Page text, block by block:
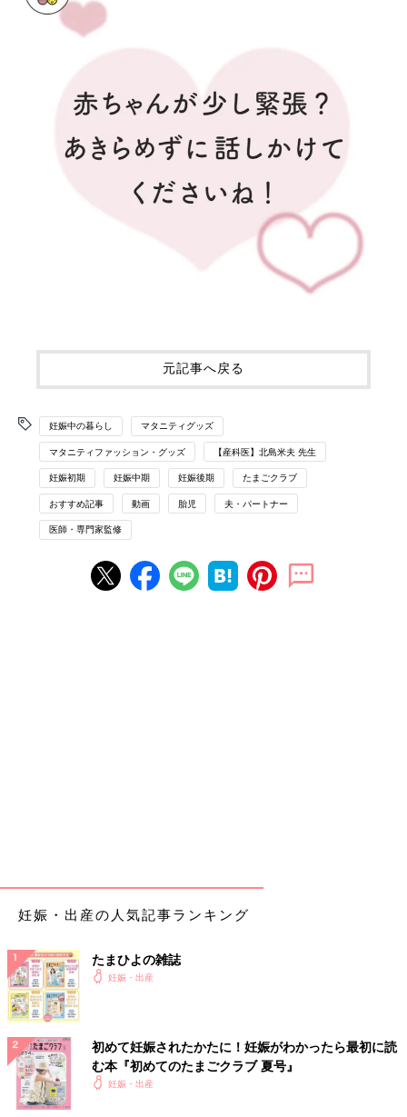
元記事へ戻る
妊娠中の暮らし マタニティグッズ
マタニティファッション・グッズ 【産科医】北島米夫 先生
妊娠初期 妊娠中期 妊娠後期 たまごクラブ
おすすめ記事 動画 胎児 夫・パートナー
医師・専門家監修
妊娠・出産の人気記事ランキング
たまひよの雑誌
妊娠・出産
初めて妊娠されたかたに！妊娠がわかったら最初に読
む本『初めてのたまごクラブ 夏号』
妊娠・出産